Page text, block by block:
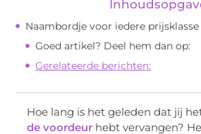
Naambordje voor iedere prijsklasse
Goed artikel? Deel hem dan op:
Gerelateerde berichten:
Hoe lang is het geleden dat jij
de voordeur hebt vervangen?